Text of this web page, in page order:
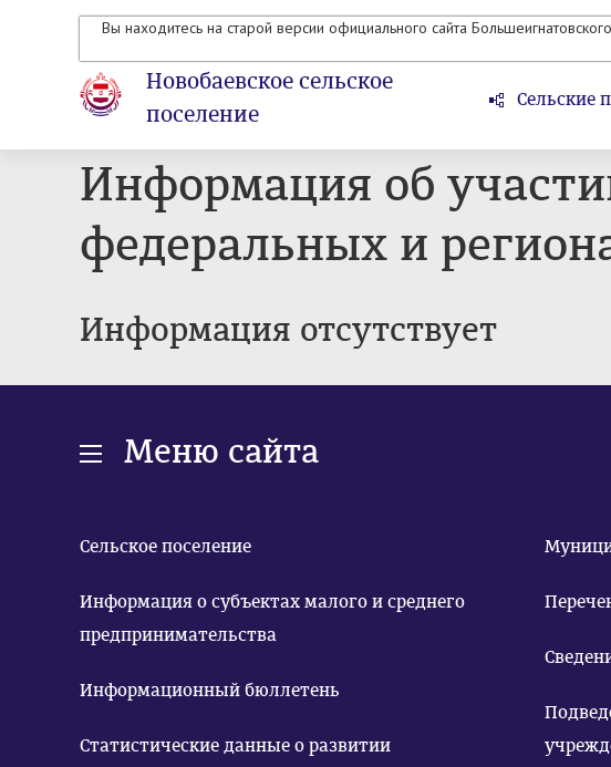
Вы находитесь на старой версии официального сайта
Новобаевское сельское
поселение
Сельские
Информация об
федеральных и
Информация отсутствует
Меню сайта
Сельское поселение
Информация о субъектах малого и среднего
предпринимательства
Информационный бюллетень
Статистические данные о развитии